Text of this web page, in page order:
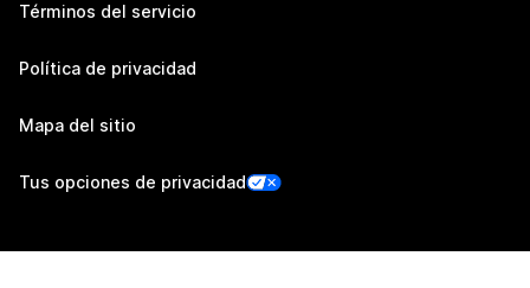
Términos del servicio
Política de privacidad
Mapa del sitio
Tus opciones de privacidad